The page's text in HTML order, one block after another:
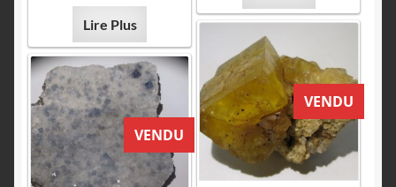
Lire Plus
VENDU
VENDU